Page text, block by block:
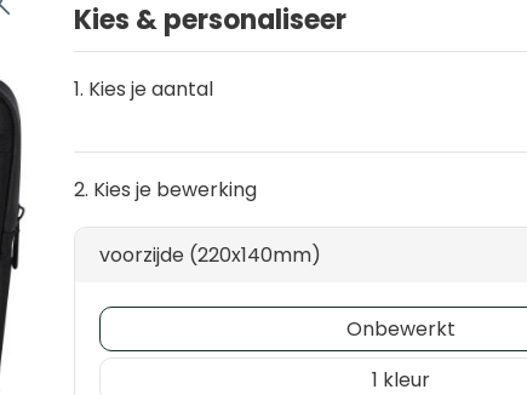
Kies & personaliseer
1. Kies je aantal
2. Kies je bewerking
voorzijde (220x140mm)
Onbewerkt
1